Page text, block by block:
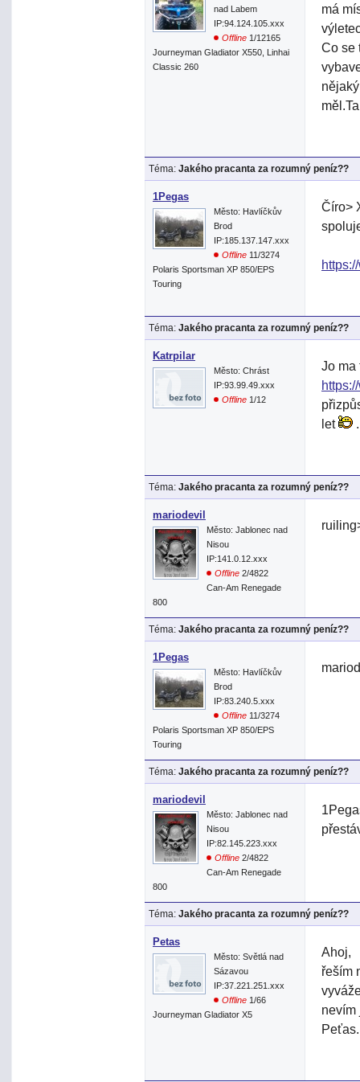
nad Labem
IP:94.124.105.xxx
Offline 1/12165
Journeyman Gladiator X550, Linhai
Classic 260
má
Co se
Téma: Jakého pracanta za rozumný peníz??
1Pegas
Město: Havlíčkův
Brod
IP:185.137.147.xxx
Offline 11/3274
Polaris Sportsman XP 850/EPS
Touring
Číro>
Téma: Jakého pracanta za rozumný peníz??
Katrpilar
Město: Chrást
IP:93.99.49.xxx
Offline 1/12
Jo ma
let
Téma: Jakého pracanta za rozumný peníz??
mariodevil
Město: Jablonec nad
Nisou
IP:141.0.12.xxx
Offline 2/4822
Can-Am Renegade
800
Téma: Jakého pracanta za rozumný peníz??
1Pegas
Město: Havlíčkův
Brod
IP:83.240.5.xxx
Offline 11/3274
Polaris Sportsman XP 850/EPS
Touring
Téma: Jakého pracanta za rozumný peníz??
mariodevil
Město: Jablonec nad
Nisou
IP:82.145.223.xxx
Offline 2/4822
Can-Am Renegade
800
Téma: Jakého pracanta za rozumný peníz??
Petas
Město: Světlá nad
Sázavou
IP:37.221.251.xxx
Offline 1/66
Journeyman Gladiator X5
Ahoj,
řeším
nevím
Peťas.